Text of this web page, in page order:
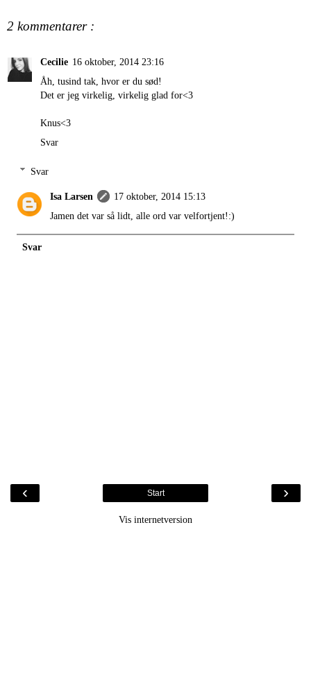
2 kommentarer :
Cecilie 16 oktober, 2014 23:16
Åh, tusind tak, hvor er du sød!
Det er jeg virkelig, virkelig glad for<3
Knus<3
Svar
Svar
Isa Larsen
17 oktober, 2014 15:13
Jamen det var så lidt, alle ord var velfortjent!:)
Svar
‹ ›
Start
Vis internetversion